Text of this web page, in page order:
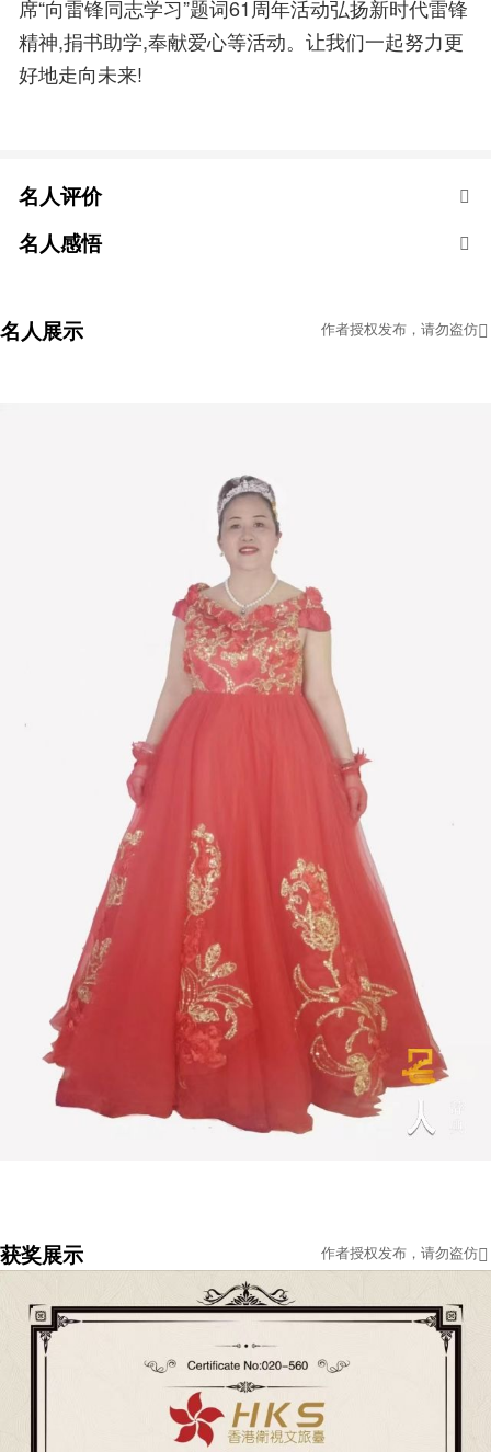
席“向雷锋同志学习”题词61周年活动弘扬新时代雷锋
精神,捐书助学,奉献爱心等活动。让我们一起努力更
好地走向未来!
名人评价
名人感悟
名人展示 作者授权发布，请勿盗仿
获奖展示 作者授权发布，请勿盗仿